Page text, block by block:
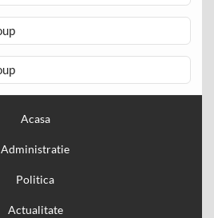
Acasa
Administratie
Politica
Actualitate